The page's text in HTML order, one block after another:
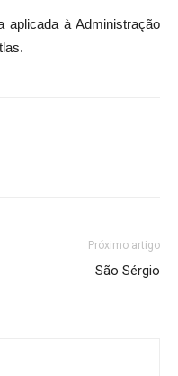
aplicada à Administração
Próximo artigo
São Sérgio